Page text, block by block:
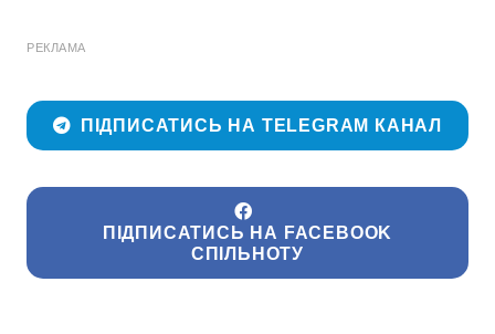
РЕКЛАМА
ПІДПИСАТИСЬ НА TELEGRAM КАНАЛ
ПІДПИСАТИСЬ НА FACEBOOK
СПІЛЬНОТУ